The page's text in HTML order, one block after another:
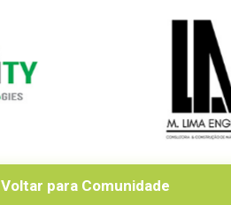
Voltar para Comunidade